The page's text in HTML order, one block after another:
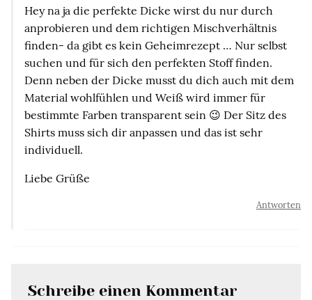
Hey na ja die perfekte Dicke wirst du nur durch
anprobieren und dem richtigen Mischverhältnis
finden- da gibt es kein Geheimrezept … Nur selbst
suchen und für sich den perfekten Stoff finden.
Denn neben der Dicke musst du dich auch mit dem
Material wohlfühlen und Weiß wird immer für
bestimmte Farben transparent sein 😉 Der Sitz des
Shirts muss sich dir anpassen und das ist sehr
individuell.
Liebe Grüße
Antworten
Schreibe einen Kommentar